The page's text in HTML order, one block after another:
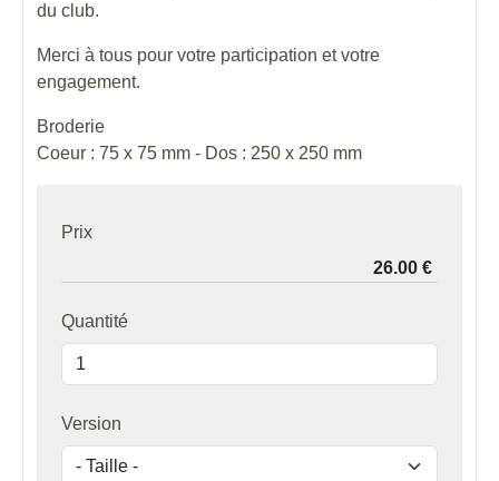
du club.
Merci à tous pour votre participation et votre
engagement.
Broderie
Coeur : 75 x 75 mm - Dos : 250 x 250 mm
Prix
Quantité
Version